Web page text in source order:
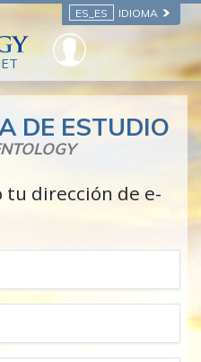
ES_ES IDIOMA
DE ESTUDIO
tu dirección de e-